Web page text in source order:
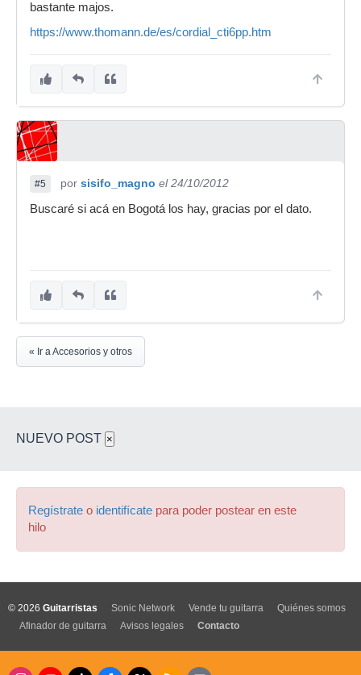
bastante majos.
https://www.thomann.de/es/cordial_cti6pp.htm
#5 por sisifo_magno el 24/10/2012
Buscaré si acá en Bogotá los hay, gracias por el dato.
« Ir a Accesorios y otros
NUEVO POST ×
Regístrate o identifícate para poder postear en este
hilo
© 2026 Guitarristas Sonic Network Vende tu guitarra
Quiénes somos
Afinador de guitarra
Avisos legales Contacto